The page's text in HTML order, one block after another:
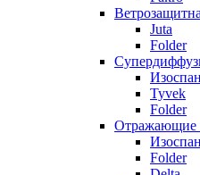
Juta
Folder
Изоспан
Tyvek
Folder
Отражающие
Изоспан
Folder